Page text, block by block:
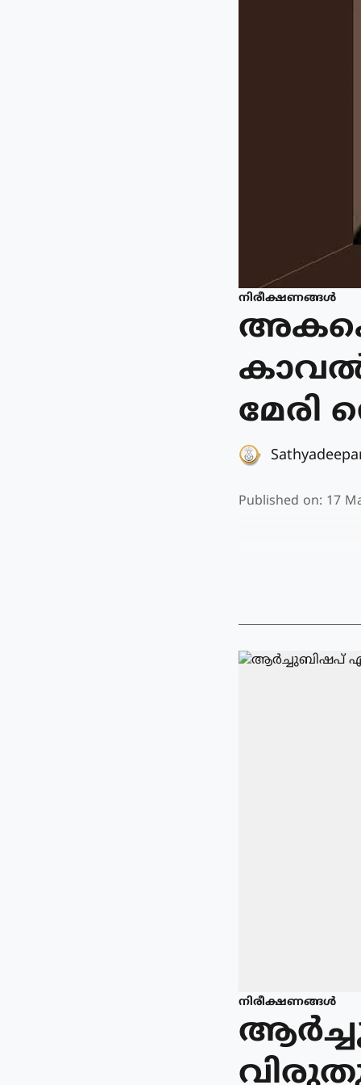
നിരീക്ഷണങ്ങള്‍
മേരി
Published on: 17
നിരീക്ഷണങ്ങള്‍